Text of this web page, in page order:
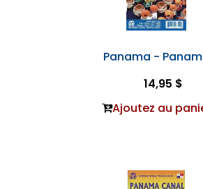
Panama -
14,95 $
Ajoutez au